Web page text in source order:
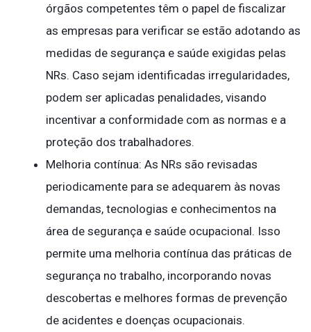
órgãos competentes têm o papel de fiscalizar
as empresas para verificar se estão adotando as
medidas de segurança e saúde exigidas pelas
NRs. Caso sejam identificadas irregularidades,
podem ser aplicadas penalidades, visando
incentivar a conformidade com as normas e a
proteção dos trabalhadores.
Melhoria contínua: As NRs são revisadas
periodicamente para se adequarem às novas
demandas, tecnologias e conhecimentos na
área de segurança e saúde ocupacional. Isso
permite uma melhoria contínua das práticas de
segurança no trabalho, incorporando novas
descobertas e melhores formas de prevenção
de acidentes e doenças ocupacionais.